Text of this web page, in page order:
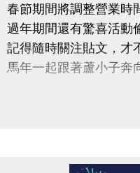
春節期間將調整營業時
過年期間還有驚喜活動
記得隨時關注貼文，才
馬年一起跟著蘆小子奔
【營業時間調整】